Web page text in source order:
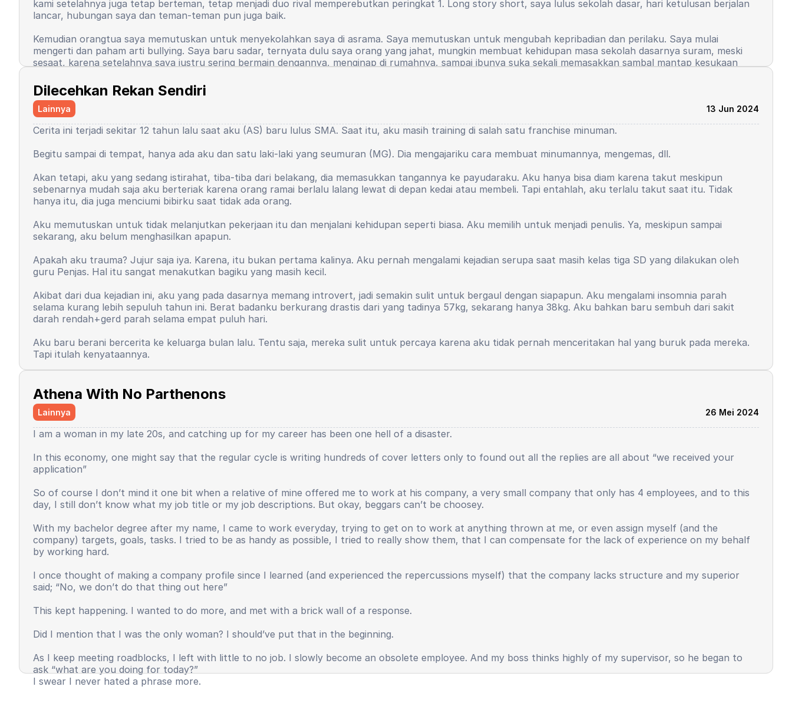
kami setelahnya juga tetap berteman, tetap menjadi duo rival memperebutkan peringkat 1. Long story short, saya lulus sekolah dasar, hari ketulusan berjalan
lancar, hubungan saya dan teman-teman pun juga baik.
Kemudian orangtua saya memutuskan untuk menyekolahkan saya di asrama. Saya memutuskan untuk mengubah kepribadian dan perilaku. Saya mulai
mengerti dan paham arti bullying. Saya baru sadar, ternyata dulu saya orang yang jahat, mungkin membuat kehidupan masa sekolah dasarnya suram, meski
sesaat, karena setelahnya saya justru sering bermain dengannya, menginap di rumahnya, sampai ibunya suka sekali memasakkan sambal mantap kesukaan
Kembali di saat saya di asrama. Ada beberapa hal yang saya baru sadari penyebab hilangnya rasa percaya diri saya. Di asrama saya, ada yang namanya
ekstrakulikuler wajib pidato. Mau tidak mau seluruh siswa asrama pun harus mengikuti kegiatan tersebut, bukan yang hanya minat saja. Pidato tersebut
menggunakan 3 bahasa. Bahasa Arab, Bahasa Inggris, dan Bahasa Indonesia. Setiap pekan bergantian. Tiba saatnya giliran saya menggunakan Bahasa Arab.
Saya ingat sekali, saat di ruang kelas, saya bertanya kepada salah satu pembimbing pidato, untuk anak baru apakah boleh sambil membaca teks? Pembimbing
saya, menggertak saya, mengevaluasi saya di depan umum. Bilang katanya kenapa membaca teks, bla bla bla, sampai saya tidak tahan untuk tidak menangis
mengungkapkan pendapat. Sampai rasa percaya diri itu benar-benar menipis setipis-tipisnya saat saya duduk di kelas 9. Saya merasa saya mulai hilang, ini
bukan saya. Sejak hari itu, saya mulai merasa bahwa saya bukanlah seorang main character lagi. Akademik, guru, beberapa hal mulai tidak berpihak kepada
saya. Yang dulu rasanya semua keberuntungan akan selalu berpihak kepada saya, semenjak hari itu rasanya dunia mulai bicara, kalau dunia yang sebenarnya
sangat besar. Padahal output yang dihasilkan tidak sebesar inputnya.
Waktu berjalan, hingga saat ini pun, rasa percaya diri saya belum kembali, jiwa kepemimpinan saya memudar, bahkan kepribadian saya yang dulunya seorang
yang adaptif, berani, tidak malu dalam menyampaikan sesuatu seperti lenyap. Sampai saat ini pun saya harus memberikan input yang besar dan lebih dari
Beberapa hal baik yang tak terduga terjadi, beberapa hal yang menyesakkan dan merusak kesehatan fisik dan mental juga terjadi. Inilah wajah dunia, saya tidak
sudah dewasa. Saya kemudian berpikir, andai dulu usaha saya saat duduk di sekolah dasar lebih besar, ya. Kenapa saya hanya belajar sedikit, dapat peringkat 1,
lalu saya merasa tugas saya sudah selesai?
Dilecehkan Rekan Sendiri
Lainnya 13 Jun 2024
Cerita ini terjadi sekitar 12 tahun lalu saat aku (AS) baru lulus SMA. Saat itu, aku masih training di salah satu franchise minuman.
Begitu sampai di tempat, hanya ada aku dan satu laki-laki yang seumuran (MG). Dia mengajariku cara membuat minumannya, mengemas, dll.
Akan tetapi, aku yang sedang istirahat, tiba-tiba dari belakang, dia memasukkan tangannya ke payudaraku. Aku hanya bisa diam karena takut meskipun
sebenarnya mudah saja aku berteriak karena orang ramai berlalu lalang lewat di depan kedai atau membeli. Tapi entahlah, aku terlalu takut saat itu. Tidak
hanya itu, dia juga menciumi bibirku saat tidak ada orang.
Aku memutuskan untuk tidak melanjutkan pekerjaan itu dan menjalani kehidupan seperti biasa. Aku memilih untuk menjadi penulis. Ya, meskipun sampai
sekarang, aku belum menghasilkan apapun.
Apakah aku trauma? Jujur saja iya. Karena, itu bukan pertama kalinya. Aku pernah mengalami kejadian serupa saat masih kelas tiga SD yang dilakukan oleh
guru Penjas. Hal itu sangat menakutkan bagiku yang masih kecil.
Akibat dari dua kejadian ini, aku yang pada dasarnya memang introvert, jadi semakin sulit untuk bergaul dengan siapapun. Aku mengalami insomnia parah
selama kurang lebih sepuluh tahun ini. Berat badanku berkurang drastis dari yang tadinya 57kg, sekarang hanya 38kg. Aku bahkan baru sembuh dari sakit
darah rendah+gerd parah selama empat puluh hari.
Aku baru berani bercerita ke keluarga bulan lalu. Tentu saja, mereka sulit untuk percaya karena aku tidak pernah menceritakan hal yang buruk pada mereka.
Tapi itulah kenyataannya.
penulis skenario dan juga sutradara meskipun tidak tahu bagaimana caranya.
Baca selengkapnya
Athena With No Parthenons
Lainnya 26 Mei 2024
I am a woman in my late 20s, and catching up for my career has been one hell of a disaster.
In this economy, one might say that the regular cycle is writing hundreds of cover letters only to found out all the replies are all about “we received your
application”
So of course I don’t mind it one bit when a relative of mine offered me to work at his company, a very small company that only has 4 employees, and to this
day, I still don’t know what my job title or my job descriptions. But okay, beggars can’t be choosey.
With my bachelor degree after my name, I came to work everyday, trying to get on to work at anything thrown at me, or even assign myself (and the
company) targets, goals, tasks. I tried to be as handy as possible, I tried to really show them, that I can compensate for the lack of experience on my behalf
by working hard.
I once thought of making a company profile since I learned (and experienced the repercussions myself) that the company lacks structure and my superior
said; “No, we don’t do that thing out here”
This kept happening. I wanted to do more, and met with a brick wall of a response.
Did I mention that I was the only woman? I should’ve put that in the beginning.
As I keep meeting roadblocks, I left with little to no job. I slowly become an obsolete employee. And my boss thinks highly of my supervisor, so he began to
ask “what are you doing for today?”
I swear I never hated a phrase more.